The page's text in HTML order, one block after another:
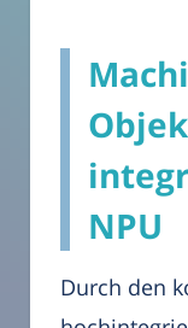
NPU
Durch den